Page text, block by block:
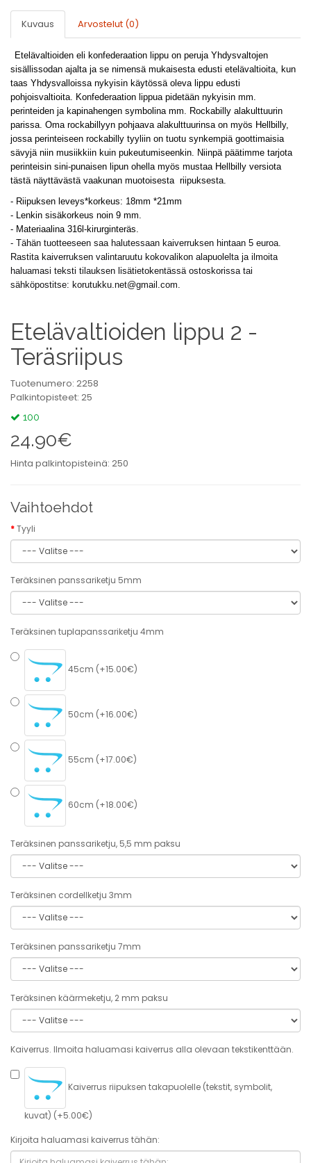
Kuvaus Arvostelut (0)
Etelävaltioiden eli konfederaation lippu on peruja Yhdysvaltojen
sisällissodan ajalta ja se nimensä mukaisesta edusti etelävaltioita, kun
taas Yhdysvalloissa nykyisin käytössä oleva lippu edusti
pohjoisvaltioita. Konfederaation lippua pidetään nykyisin mm.
perinteiden ja kapinahengen symbolina mm. Rockabilly alakulttuurin
parissa. Oma rockabillyyn pohjaava alakulttuurinsa on myös Hellbilly,
jossa perinteiseen rockabilly tyyliin on tuotu synkempiä goottimaisia
sävyjä niin musiikkiin kuin pukeutumiseenkin. Niinpä päätimme tarjota
perinteisin sini-punaisen lipun ohella myös mustaa Hellbilly versiota
tästä näyttävästä vaakunan muotoisesta riipuksesta.
- Riipuksen leveys*korkeus: 18mm *21mm
- Lenkin sisäkorkeus noin 9 mm.
- Materiaalina 316l-kirurginteräs.
- Tähän tuotteeseen saa halutessaan kaiverruksen hintaan 5 euroa.
Rastita kaiverruksen valintaruutu kokovalikon alapuolelta ja ilmoita
haluamasi teksti tilauksen lisätietokentässä ostoskorissa tai
sähköpostitse: korutukku.net@gmail.com.
Etelävaltioiden lippu 2 -
Teräsriipus
Tuotenumero: 2258
Palkintopisteet: 25
100
24.90€
Hinta palkintopisteinä: 250
Vaihtoehdot
Tyyli
Teräksinen panssariketju 5mm
Teräksinen tuplapanssariketju 4mm
45cm (+15.00€)
50cm (+16.00€)
55cm (+17.00€)
60cm (+18.00€)
Teräksinen panssariketju, 5,5 mm paksu
Teräksinen cordellketju 3mm
Teräksinen panssariketju 7mm
Teräksinen käärmeketju, 2 mm paksu
Kaiverrus. Ilmoita haluamasi kaiverrus alla olevaan tekstikenttään.
Kaiverrus riipuksen takapuolelle (tekstit, symbolit,
kuvat) (+5.00€)
Kirjoita haluamasi kaiverrus tähän: